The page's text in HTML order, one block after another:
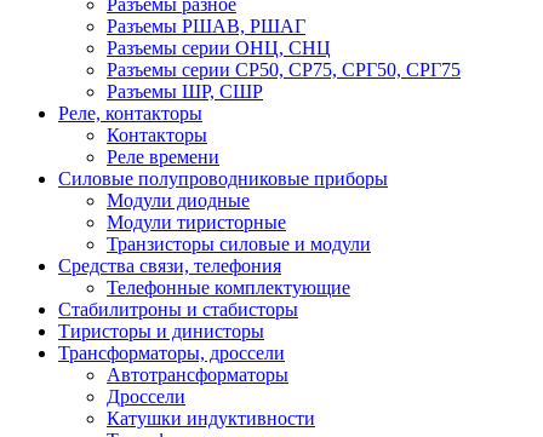
Разъемы разное
Разъемы РШАВ, РШАГ
Разъемы серии ОНЦ, СНЦ
Разъемы серии СР50, СР75, СРГ50, СРГ75
Разъемы ШР, СШР
Реле, контакторы
Контакторы
Реле времени
Силовые полупроводниковые приборы
Модули диодные
Модули тиристорные
Транзисторы силовые и модули
Средства связи, телефония
Телефонные комплектующие
Стабилитроны и стабисторы
Тиристоры и динисторы
Трансформаторы, дроссели
Автотрансформаторы
Дроссели
Катушки индуктивности